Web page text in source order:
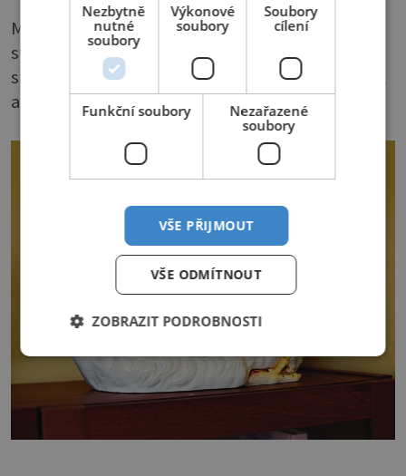
Mám vlastně jen speciální kousky. Jsou to spíš
starožitnosti, které se mnou putují při každém
stěhování. Třeba psací stůl je dost nepraktický,
ale moc krásný.
Nezbytně
nutné
soubory
Výkonové
soubory
Soubory
cílení
Funkční soubory
Nezařazené
soubory
VŠE PŘIJMOUT
VŠE ODMÍTNOUT
ZOBRAZIT PODROBNOSTI